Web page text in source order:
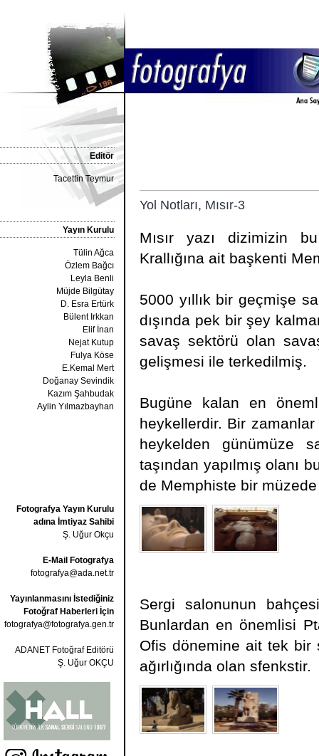
Editör
Tacettin Teymur
Yayın Kurulu
Tülin Ağca
Özlem Bağcı
Leyla Benli
Müjde Bilgütay
D. Esra Ertürk
Bülent Irkkan
Elif İnan
Nejat Kutup
Fulya Köse
E.Kemal Mert
Doğanay Sevindik
Kazım Şahbudak
Aylin Yılmazbayhan
Fotografya Yayın Kurulu
adına İmtiyaz Sahibi
Ş. Uğur Okçu
E-Mail Fotografya
fotografya@ada.net.tr
Yayınlanmasını İstediğiniz
Fotoğraf Haberleri İçin
fotografya@fotografya.gen.tr
ADANET Fotoğraf Editörü
Ş. Uğur OKÇU
Yol Notları, Mısır-3
Mısır yazı dizimizin
Krallığına ait başkenti
5000 yıllık bir geçmişe
dışında pek bir şey
savaş sektörü olan
gelişmesi ile terkedilmiş.
Bugüne kalan en
heykellerdir. Bir
heykelden günümüze
taşından yapılmış olanı
de Memphiste bir
Sergi salonunun
Bunlardan en önemlisi
Ofis dönemine ait tek bir
ağırlığında olan sfenkstir.